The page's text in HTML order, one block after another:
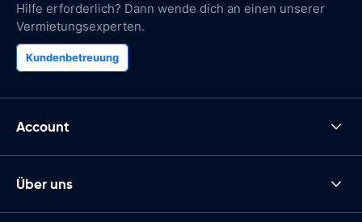
Hilfe erforderlich? Dann wende dich an einen unserer
Vermietungsexperten.
Kundenbetreuung
Account
Über uns